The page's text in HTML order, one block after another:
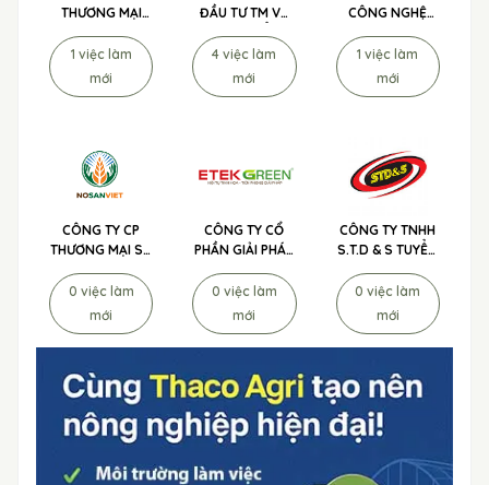
THƯƠNG MẠI
NÔNG NGHIỆP
CNC KHANG
ĐIỀN TUYỂN
1 việc làm
mới
ĐẦU TƯ TM VÀ
PHÁT TRIỂN
NÔNG NGHIỆP
ADI TUYỂN
4 việc làm
mới
CÔNG NGHỆ
SẠCH NÔNG
NGHIỆP TUYỂN
DỤNG
1 việc làm
mới
CÔNG TY CP
THƯƠNG MẠI SX
& XNK NÔNG
NGHIỆP XANH
TUYỂN DỤNG
0 việc làm
mới
CÔNG TY CỔ
PHẦN GIẢI PHÁP
ETEK GREEN
TUYỂN DỤNG
0 việc làm
mới
CÔNG TY TNHH
S.T.D & S TUYỂN
DỤNG
0 việc làm
mới